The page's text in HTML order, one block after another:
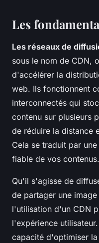
Les
Les réseaux de
sous le nom de CDN,
d'accélérer la
web. Ils fonctionnent
interconnectés qui
contenu sur plusieurs
de réduire la distance
Cela se traduit par
fiable de vos contenus.
Qu'il s'agisse de
de partager une
l'utilisation d'un CDN
l'expérience
capacité d'optimiser